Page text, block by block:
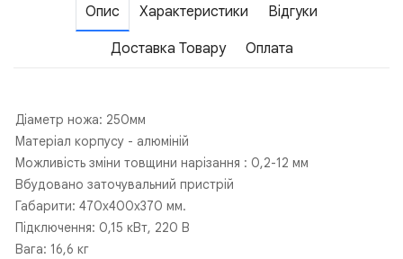
Опис Характеристики Відгуки
Доставка Товару Оплата
Діаметр ножа: 250мм
Матеріал корпусу - алюміній
Можливість зміни товщини нарізання : 0,2-12 мм
Вбудовано заточувальний пристрій
Габарити: 470х400х370 мм.
Підключення: 0,15 кВт, 220 В
Вага: 16,6 кг